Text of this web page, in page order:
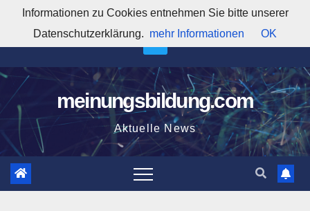
springen
11:07:38 PM
meinungsbildung.com
Aktuelle News
Informationen zu Cookies entnehmen Sie bitte unserer
Datenschutzerklärung. mehr Informationen OK